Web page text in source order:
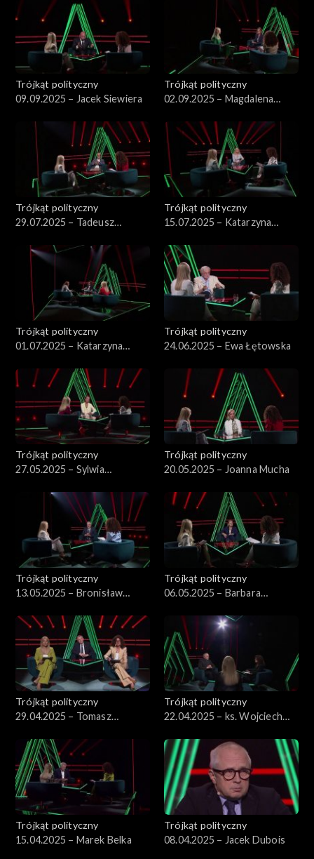
Trójkąt polityczny
09.09.2025 – Jacek Siewiera
Trójkąt polityczny
02.09.2025 – Magdalena
Trójkąt polityczny
29.07.2025 – Tadeusz
Trójkąt polityczny
15.07.2025 – Katarzyna
Trójkąt polityczny
01.07.2025 – Katarzyna
Trójkąt polityczny
24.06.2025 – Ewa Łętowska
Trójkąt polityczny
27.05.2025 – Sylwia
Trójkąt polityczny
20.05.2025 – Joanna Mucha
Trójkąt polityczny
13.05.2025 – Bronisław
Trójkąt polityczny
06.05.2025 – Barbara
Trójkąt polityczny
29.04.2025 – Tomasz
Trójkąt polityczny
22.04.2025 – ks. Wojciech
Trójkąt polityczny
15.04.2025 – Marek Belka
Trójkąt polityczny
08.04.2025 – Jacek Dubois